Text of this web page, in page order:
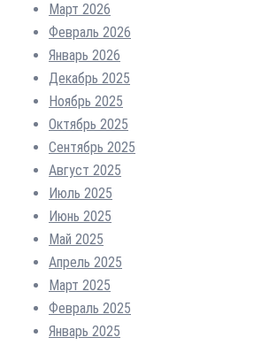
Март 2026
Февраль 2026
Январь 2026
Декабрь 2025
Ноябрь 2025
Октябрь 2025
Сентябрь 2025
Август 2025
Июль 2025
Июнь 2025
Май 2025
Апрель 2025
Март 2025
Февраль 2025
Январь 2025